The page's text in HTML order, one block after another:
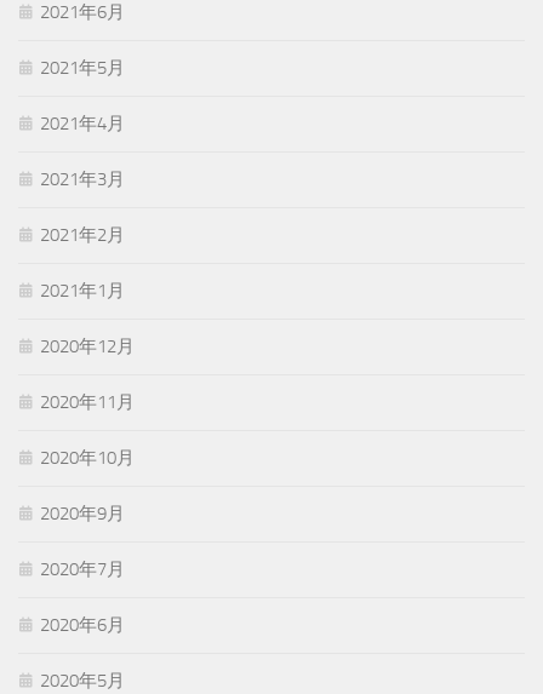
2021年6月
2021年5月
2021年4月
2021年3月
2021年2月
2021年1月
2020年12月
2020年11月
2020年10月
2020年9月
2020年7月
2020年6月
2020年5月